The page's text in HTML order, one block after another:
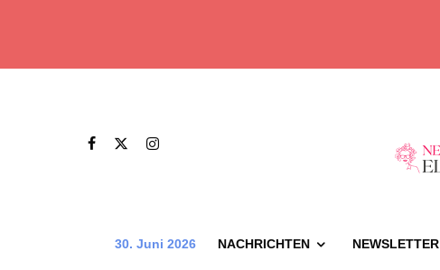
30. Juni 2026 NACHRICHTEN NEWSLETTER